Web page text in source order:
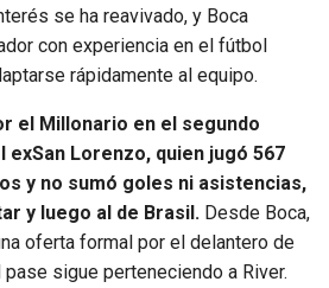
se ha reavivado, y Boca
con experiencia en el fútbol
rápidamente al equipo.
el Millonario en el segundo
exSan Lorenzo, quien jugó 567
y no sumó goles ni asistencias,
y luego al de Brasil. Desde Boca,
oferta formal por el delantero de
sigue perteneciendo a River.